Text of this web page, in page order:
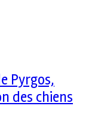
Pyrgos,
des chiens